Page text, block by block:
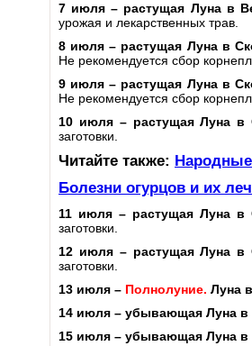
7 июля – растущая Луна в
урожая и лекарственных трав.
8 июля – растущая Луна в
Не рекомендуется сбор
9 июля – растущая Луна в
Не рекомендуется сбор
10 июля – растущая Луна в
заготовки.
Читайте также:
Болезни огурцов и их
11 июля – растущая Луна в
заготовки.
12 июля – растущая Луна в
заготовки.
13 июля – Полнолуние. Луна
14 июля – убывающая Луна в
15 июля – убывающая Луна в